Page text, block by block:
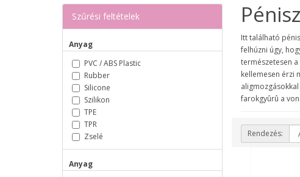
Szűrési feltételek
Anyag
PVC / ABS Plastic
Rubber
Silicone
Szilikon
TPE
TPR
Zselé
Anyag
Itt található
felhúzni úgy,
természetesen
kellemesen érzi
farokgyûrû a
Rendezés: